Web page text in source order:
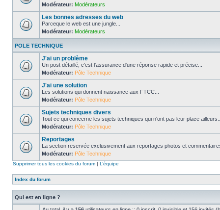
Modérateur: Modérateurs
Les bonnes adresses du web
Parceque le web est une jungle...
Modérateur: Modérateurs
POLE TECHNIQUE
J'ai un problème
Un post détaillé, c'est l'assurance d'une réponse rapide et précise...
Modérateur: Pôle Technique
J'ai une solution
Les solutions qui donnent naissance aux FTCC...
Modérateur: Pôle Technique
Sujets techniques divers
Tout ce qui concerne les sujets techniques qui n'ont pas leur place
Modérateur: Pôle Technique
Reportages
La section reservée exclusivement aux reportages photos et
Modérateur: Pôle Technique
Supprimer tous les cookies du forum | L’équipe
Index du forum
Qui est en ligne ?